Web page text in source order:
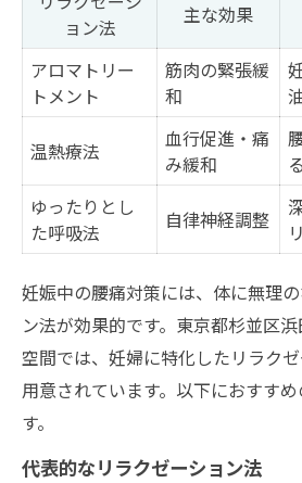
ョン法
主な効果
アロマトリー
トメント
筋肉の緊張緩
和
温熱療法
血行促進・痛
み緩和
る
ゆったりとし
た呼吸法
自律神経調整
妊娠中の腰痛対策には、体に無理
ン法が効果的です。東京都杉並区
空間では、妊婦に特化したリラク
用意されています。以下におすす
す。
代表的なリラクゼーション法